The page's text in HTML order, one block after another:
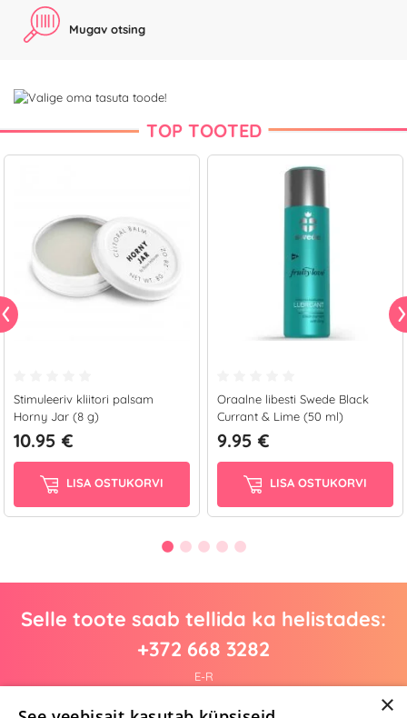
Mugav otsing
TOP TOOTED
Stimuleeriv kliitori palsam
Horny Jar (8 g)
10.95 €
LISA OSTUKORVI
Oraalne libesti Swede Black
Currant & Lime (50 ml)
9.95 €
LISA OSTUKORVI
Selle toote saab tellida ka helistades:
+372 668 3282
E-R
×